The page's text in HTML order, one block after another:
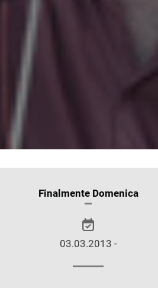
INFORMAZIONI
Finalmente Domenica
03.03.2013 -